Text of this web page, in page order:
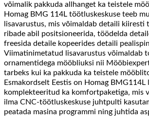
võimalik pakkuda allhanget ka teistele
Homag BMG 114L töötluskeskuse teeb
lisavarustus, mis võimaldab detaili kiiresti
ribade abil positsioneerida, töödelda
freesida detaile kopeerides detaili
Viimatinimetatud lisavarustus võimaldab
ornamentidega mööbliuksi nii
tarbeks kui ka pakkuda ka teistele
Esmakordselt Eestis on Homag BMG114L
komplekteeritud ka komfortpaketiga, mis
ilma CNC-töötluskeskuse juhtpulti
peatada masina programmi ning juhtida